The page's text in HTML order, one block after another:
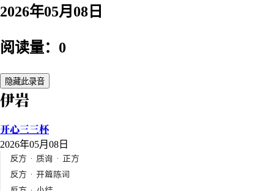
2026年05月08日
阅读量：0
隐藏此录音
伊岩
开心三三杯
2026年05月08日
反方 · 质询 · 正方
反方 · 开篇陈词